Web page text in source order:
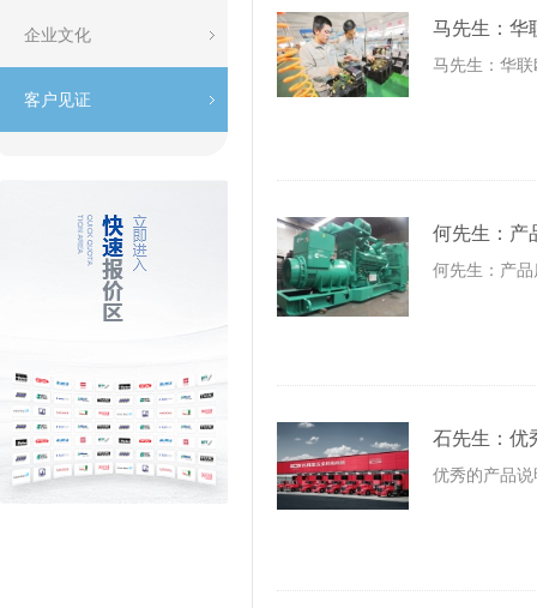
企业文化
客户见证
马先生：华
马先生：华
何先生：
何先生：产
石先生：优
优秀的产品